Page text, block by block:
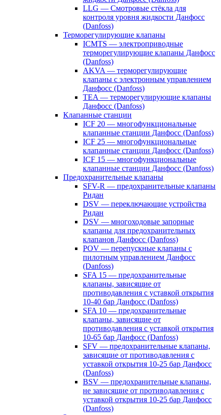
LLG — Смотровые стёкла для
контроля уровня жидкости Данфосс
(Danfoss)
Терморегулирующие клапаны
ICMTS — электроприводные
терморегулирующие клапаны Данфосс
(Danfoss)
AKVA — терморегулирующие
клапаны с электронным управлением
Данфосс (Danfoss)
TEA — терморегулирующие клапаны
Данфосс (Danfoss)
Клапанные станции
ICF 20 — многофункциональные
клапанные станции Данфосс (Danfoss)
ICF 25 — многофункциональные
клапанные станции Данфосс (Danfoss)
ICF 15 — многофункциональные
клапанные станции Данфосс (Danfoss)
Предохранительные клапаны
SFV-R — предохранительные клапаны
Ридан
DSV — переключающие устройства
Ридан
DSV — многоходовые запорные
клапаны для предохранительных
клапанов Данфосс (Danfoss)
POV — перепускные клапаны с
пилотным управлением Данфосс
(Danfoss)
SFA 15 — предохранительные
клапаны, зависящие от
противодавления с уставкой открытия
10-40 бар Данфосс (Danfoss)
SFA 10 — предохранительные
клапаны, зависящие от
противодавления с уставкой открытия
10-65 бар Данфосс (Danfoss)
SFV — предохранительные клапаны,
зависящие от противодавления с
уставкой открытия 10-25 бар Данфосс
(Danfoss)
BSV — предохранительные клапаны,
не зависящие от противодавления с
уставкой открытия 10-25 бар Данфосс
(Danfoss)